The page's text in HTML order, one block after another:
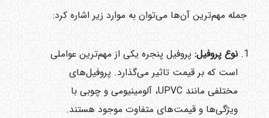
جمله مهم‌ترین آن‌ها می‌توان به موارد زیر اشاره کرد:
نوع پروفیل:پروفیل پنجره یکی از مهم‌ترین عواملی
است که بر قیمت تاثیر می‌گذارد. پروفیل‌های
مختلفی مانند UPVC، آلومینیومی و چوبی با
ویژگی‌ها و قیمت‌های متفاوت موجود هستند.